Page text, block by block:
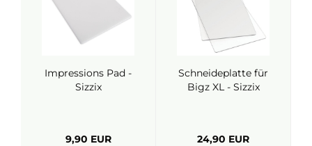
Impressions Pad -
Sizzix
9,90 EUR
Schneideplatte für
Bigz XL - Sizzix
24,90 EUR